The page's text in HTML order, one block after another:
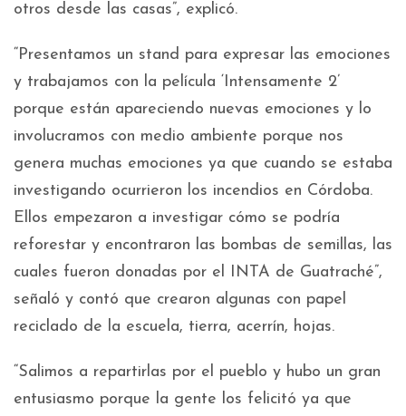
otros desde las casas”, explicó.
“Presentamos un stand para expresar las emociones
y trabajamos con la película ‘Intensamente 2’
porque están apareciendo nuevas emociones y lo
involucramos con medio ambiente porque nos
genera muchas emociones ya que cuando se estaba
investigando ocurrieron los incendios en Córdoba.
Ellos empezaron a investigar cómo se podría
reforestar y encontraron las bombas de semillas, las
cuales fueron donadas por el INTA de Guatraché”,
señaló y contó que crearon algunas con papel
reciclado de la escuela, tierra, acerrín, hojas.
“Salimos a repartirlas por el pueblo y hubo un gran
entusiasmo porque la gente los felicitó ya que